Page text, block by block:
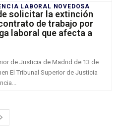
LABORAL NOVEDOSA
solicitar la extinción
de trabajo por
laboral que afecta a
de Justicia de Madrid de 13 de